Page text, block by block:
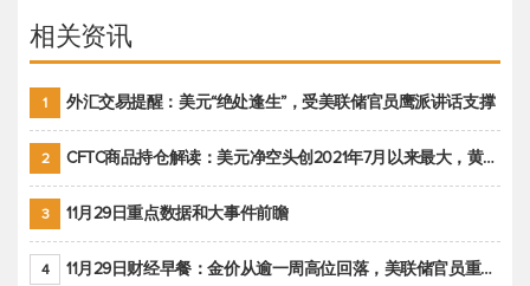
相关资讯
1 外汇交易提醒：美元“绝处逢生”，受美联储官员鹰派讲话支撑
2 CFTC商品持仓解读：美元净空头创2021年7月以来最大，黄金期货投机性净多头头寸减少
3 11月29日重点数据和大事件前瞻
4 11月29日财经早餐：金价从逾一周高位回落，美联储官员重申鹰派立场推动美元回升